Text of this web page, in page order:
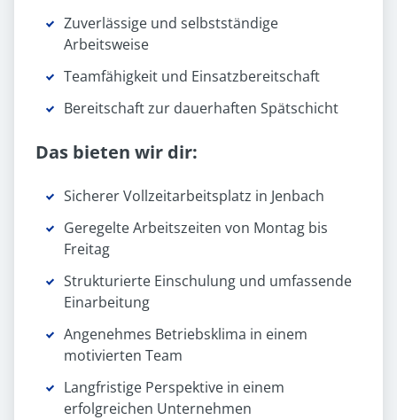
Zuverlässige und selbstständige
Arbeitsweise
Teamfähigkeit und Einsatzbereitschaft
Bereitschaft zur dauerhaften Spätschicht
Das bieten wir dir:
Sicherer Vollzeitarbeitsplatz in Jenbach
Geregelte Arbeitszeiten von Montag bis
Freitag
Strukturierte Einschulung und umfassende
Einarbeitung
Angenehmes Betriebsklima in einem
motivierten Team
Langfristige Perspektive in einem
erfolgreichen Unternehmen